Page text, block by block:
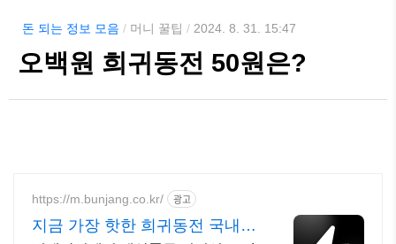
돈 되는 정보 모음 / 머니 꿀팁 / 2024. 8. 31. 15:47
오백원 희귀동전 50원은?
https://m.bunjang.co.kr/ 광고
지금 가장 핫한 희귀동전 국내